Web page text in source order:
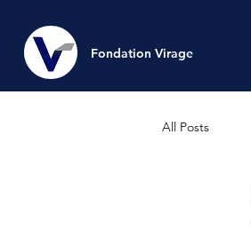
Fondation Virage
All Posts